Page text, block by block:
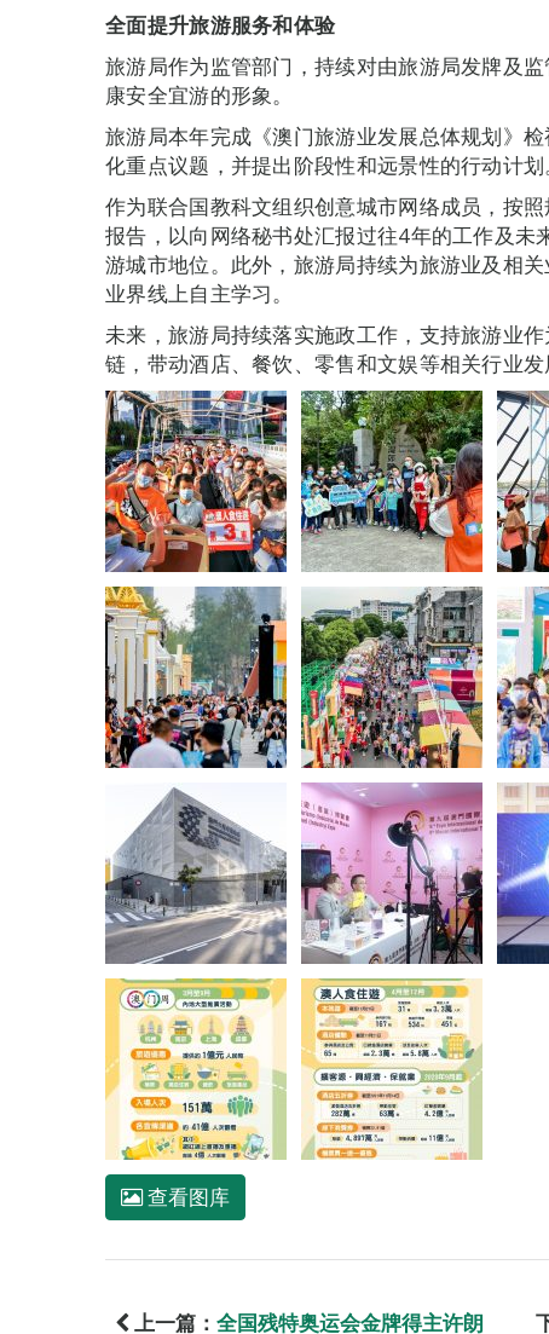
全面提升旅游服务和体验
旅游局作为监管部门，持续对由旅游局发牌及
康安全宜游的形象。
旅游局本年完成《澳门旅游业发展总体规划》
化重点议题，并提出阶段性和远景性的行动计划
作为联合国教科文组织创意城市网络成员，按
报告，以向网络秘书处汇报过往4年的工作及未
游城市地位。此外，旅游局持续为旅游业及相
业界线上自主学习。
未来，旅游局持续落实施政工作，支持旅游业
链，带动酒店、餐饮、零售和文娱等相关行业
查看图库
上一篇： 全国残特奥运会金牌得主许朗